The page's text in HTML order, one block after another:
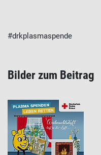
#drkplasmaspende
Bilder zum Beitrag